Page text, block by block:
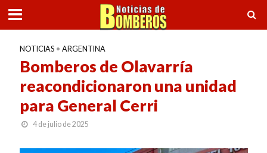
NOTICIAS • ARGENTINA
Bomberos de Olavarría
reacondicionaron una unidad
para General Cerri
4 de julio de 2025